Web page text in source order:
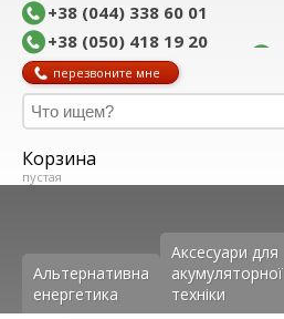
+38 (044) 338 60 01
+38 (050) 418 19 20
перезвоните мне
Корзина
пустая
Альтернативна
енергетика
Аксесуари для
акумуляторної
техніки